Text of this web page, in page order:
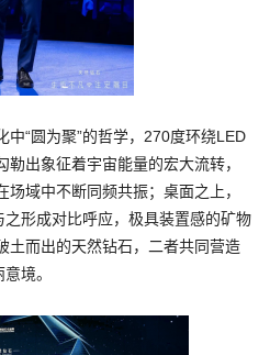
中“圆为聚”的哲学，270度环绕LED
出象征着宇宙能量的宏大流转，
域中不断同频共振；桌面之上，
之形成对比呼应，极具装置感的矿物
土而出的天然钻石，二者共同营造
境。